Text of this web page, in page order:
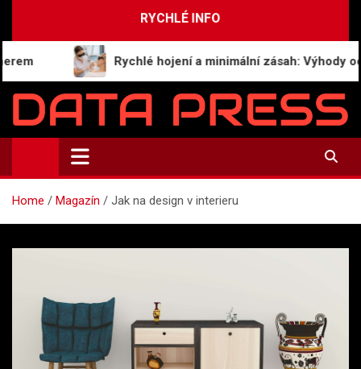
RYCHLÉ INFO
Rychlé hojení a minimální zásah: Výhody
Data-Press.cz
Ekonomické informace a přehledy zpravodajství
Home Magazín Jak na design v interieru